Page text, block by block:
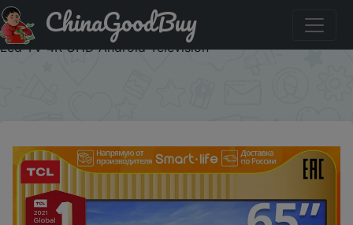
Купити по знижці $201.66/863.86 TCL 65P615
телевизор смарт TCL телевизор 65дюйма Smart TV 4k
Led TV 4K UHD Android Television
ChinaGoodBuy